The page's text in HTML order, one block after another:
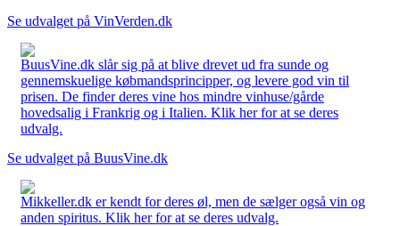
Se udvalget på VinVerden.dk
BuusVine.dk slår sig på at blive drevet ud fra sunde og
gennemskuelige købmandsprincipper, og levere god vin til
prisen. De finder deres vine hos mindre vinhuse/gårde
hovedsalig i Frankrig og i Italien. Klik her for at se deres
udvalg.
Se udvalget på BuusVine.dk
Mikkeller.dk er kendt for deres øl, men de sælger også vin og
anden spiritus. Klik her for at se deres udvalg.